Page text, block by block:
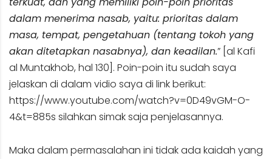
dalam menerima nasab, yaitu: prioritas dalam
masa, tempat, pengetahuan (tentang tokoh yang
akan ditetapkan nasabnya), dan keadilan.” [al Kafi
al Muntakhob, hal 130]. Poin-poin itu sudah saya
jelaskan di dalam vidio saya di link berikut:
https://www.youtube.com/watch?v=0D49vGM-O-
4&t=885s silahkan simak saja penjelasannya.
Maka dalam permasalahan ini tidak ada kaidah yang